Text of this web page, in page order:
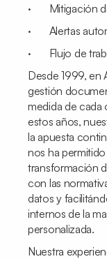
· Mitigación
· Alertas
· Flujo de
Desde 1999, en
gestión
medida de cada
estos años,
la apuesta
nos ha
transformación
con las
datos y
internos de la
personalizada.
Nuestra